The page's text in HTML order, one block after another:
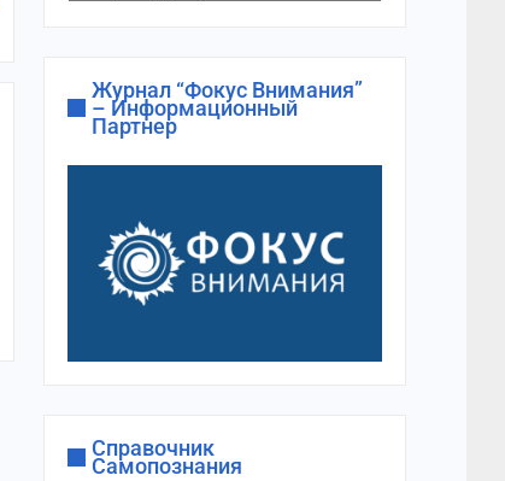
Журнал “Фокус Внимания”
– Информационный
Партнер
Справочник
Самопознания